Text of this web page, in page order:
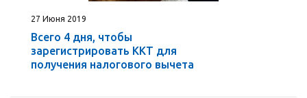
27 Июня 2019
Всего 4 дня, чтобы
зарегистрировать ККТ для
получения налогового вычета